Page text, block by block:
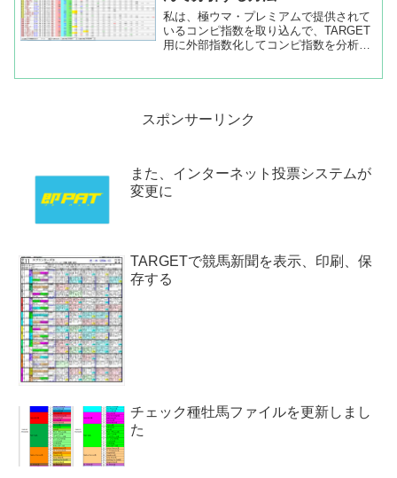
私は、極ウマ・プレミアムで提供されて
いるコンピ指数を取り込んで、TARGET
用に外部指数化してコンピ指数を分析し
スポンサーリンク
また、インターネット投票システムが
変更に
TARGETで競馬新聞を表示、印刷、保
存する
チェック種牡馬ファイルを更新しまし
た